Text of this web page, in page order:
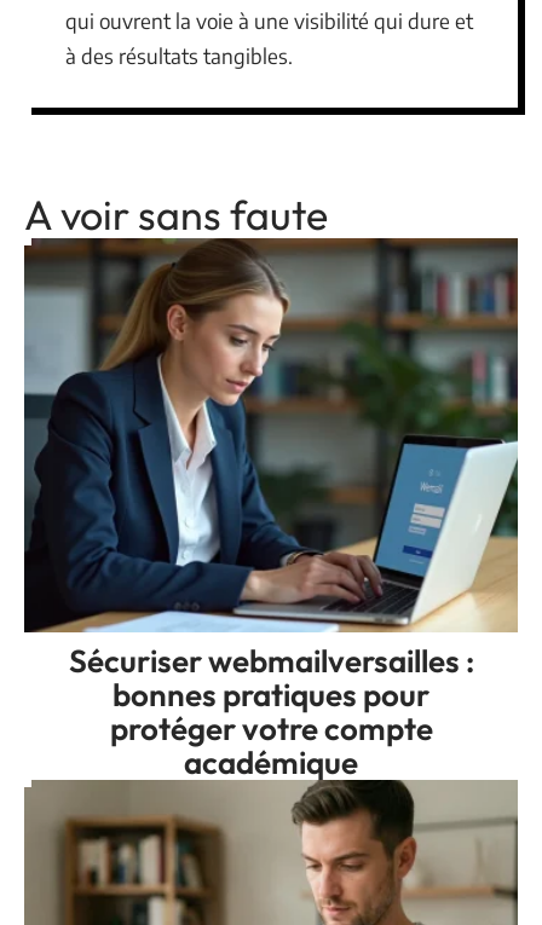
qui ouvrent la voie à une visibilité qui dure et
à des résultats tangibles.
A voir sans faute
Sécuriser webmailversailles :
bonnes pratiques pour
protéger votre compte
académique